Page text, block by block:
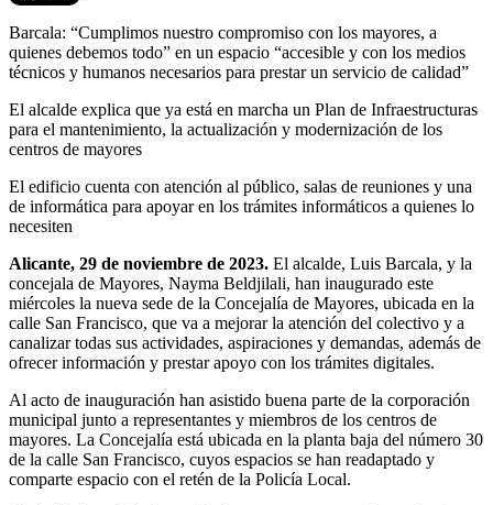
Barcala: “Cumplimos nuestro compromiso con los mayores, a
quienes debemos todo” en un espacio “accesible y con los medios
técnicos y humanos necesarios para prestar un servicio de calidad”
El alcalde explica que ya está en marcha un Plan de Infraestructuras
para el mantenimiento, la actualización y modernización de los
centros de mayores
El edificio cuenta con atención al público, salas de reuniones y una
de informática para apoyar en los trámites informáticos a quienes lo
necesiten
Alicante, 29 de noviembre de 2023. El alcalde, Luis Barcala, y la
concejala de Mayores, Nayma Beldjilali, han inaugurado este
miércoles la nueva sede de la Concejalía de Mayores, ubicada en la
calle San Francisco, que va a mejorar la atención del colectivo y a
canalizar todas sus actividades, aspiraciones y demandas, además de
ofrecer información y prestar apoyo con los trámites digitales.
Al acto de inauguración han asistido buena parte de la corporación
municipal junto a representantes y miembros de los centros de
mayores. La Concejalía está ubicada en la planta baja del número 30
de la calle San Francisco, cuyos espacios se han readaptado y
comparte espacio con el retén de la Policía Local.